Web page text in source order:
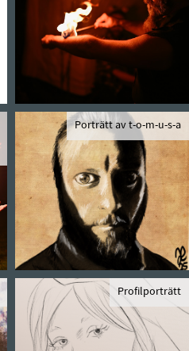
Porträtt av t-o-m-u-s-a
Profilporträtt